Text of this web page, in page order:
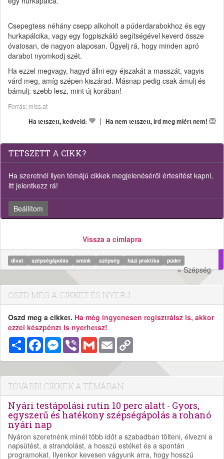
Csepegtess néhány csepp alkoholt a púderdarabokhoz és egy
hurkapálcika, vagy egy fogpiszkáló segítségével keverd össze
óvatosan, de nagyon alaposan. Ügyelj rá, hogy minden apró
darabot nyomkodj szét.
Ha ezzel megvagy, hagyd állni egy éjszakát a masszát, vagyis
várd meg, amíg szépen kiszárad. Másnap pedig csak ámulj és
bámulj: szebb lesz, mint új korában!
Forrás: miss.at
Ha tetszett, kedveld:
| Ha nem tetszett, írd meg miért nem!
TETSZETT A CIKK?
Ha szeretnél ilyen témájú cikkek megjelenéséről értesítést kapni,
itt jelentkezz rá!
Beállítom
Vissza a címlapra
divat szépségápolás smink szépség házi praktika púder
» Szépség
OSZD MEG A CIKKET ÉS NYERJ...
Oszd meg a cikket. Ha még ingyenesen regisztrálsz is, akkor
ezzel készpénzt is nyerhetsz!
MegosztásFacebookMessenger
Viber Gmail Email
TOVÁBBI CIKKEK A TÉMÁBAN
Nyári testápolási rutin 10 perc alatt - Gyors,
egyszerű és hatékony szépségápolás a rohanó
nyári nap
Nyáron szeretnénk minél több időt a szabadban tölteni, élvezni a
napsütést, a strandolást, a hosszú estéket és a spontán
programokat. Ilyenkor kevesen vágyunk arra, hogy hosszú